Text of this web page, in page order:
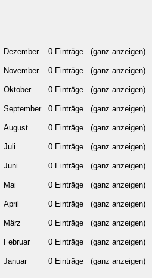
Dezember 0 Einträge (ganz anzeigen)
November 0 Einträge (ganz anzeigen)
Oktober 0 Einträge (ganz anzeigen)
September 0 Einträge (ganz anzeigen)
August 0 Einträge (ganz anzeigen)
Juli 0 Einträge (ganz anzeigen)
Juni 0 Einträge (ganz anzeigen)
Mai 0 Einträge (ganz anzeigen)
April 0 Einträge (ganz anzeigen)
März 0 Einträge (ganz anzeigen)
Februar 0 Einträge (ganz anzeigen)
Januar 0 Einträge (ganz anzeigen)